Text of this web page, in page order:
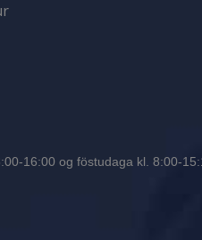
16:00 og föstudaga kl. 8:00-